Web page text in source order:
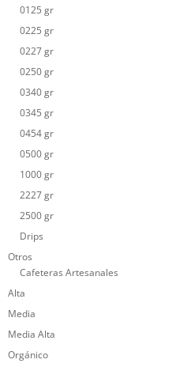
0125 gr
0225 gr
0227 gr
0250 gr
0340 gr
0345 gr
0454 gr
0500 gr
1000 gr
2227 gr
2500 gr
Drips
Otros
Cafeteras Artesanales
Alta
Media
Media Alta
Orgánico